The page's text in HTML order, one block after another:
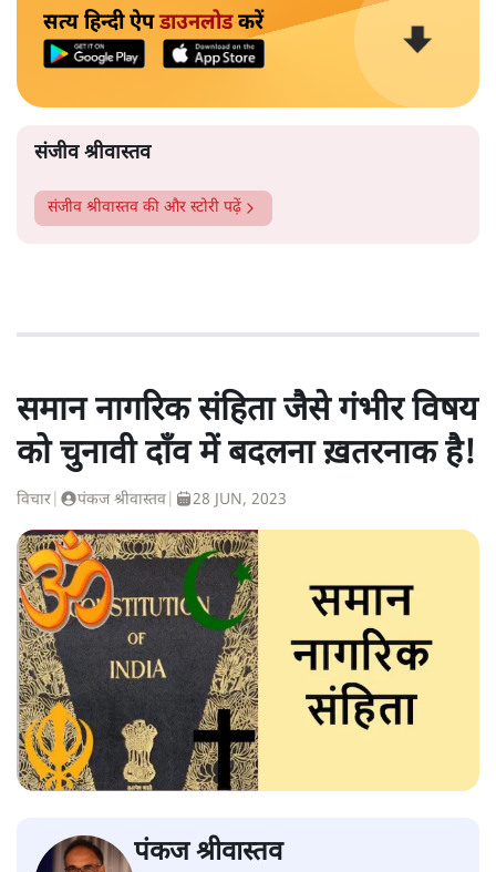
सत्य हिन्दी ऐपडाउनलोडकरें
संजीव श्रीवास्तव
संजीव श्रीवास्तव की और स्टोरी पढ़ें
समान नागरिक संहिता जैसे गंभीर विषय
को चुनावी दाँव में बदलना ख़तरनाक है!
विचार पंकज श्रीवास्तव 28 JUN, 2023
पंकज श्रीवास्तव